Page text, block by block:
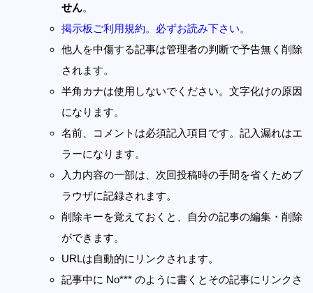
せん。
掲示板ご利用規約。必ずお読み下さい。
他人を中傷する記事は管理者の判断で予告無く削除
されます。
半角カナは使用しないでください。文字化けの原因
になります。
名前、コメントは必須記入項目です。記入漏れはエ
ラーになります。
入力内容の一部は、次回投稿時の手間を省くためブ
ラウザに記録されます。
削除キーを覚えておくと、自分の記事の編集・削除
ができます。
URLは自動的にリンクされます。
記事中に No*** のように書くとその記事にリンクさ